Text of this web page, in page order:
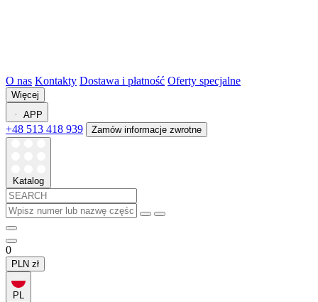
O nas Kontakty Dostawa i płatność Oferty specjalne
Więcej
APP
+48 513 418 939 Zamów informacje zwrotne
Katalog
0
PLN zł
PL